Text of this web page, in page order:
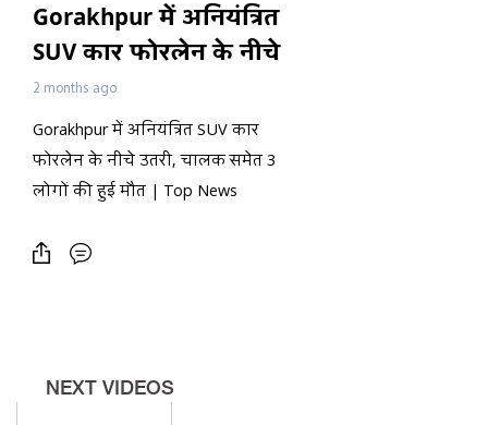
Gorakhpur में अनियंत्रित
SUV कार फोरलेन के नीचे
उतरी, चालक समेत 3
लोगों की हुई मौत | Top
News
2 months ago
Gorakhpur में अनियंत्रित SUV कार
फोरलेन के नीचे उतरी, चालक समेत 3
लोगों की हुई मौत | Top News
NEXT VIDEOS